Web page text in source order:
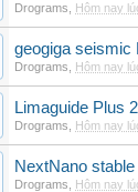
Drograms Hôm nay
geogiga seismic
Drograms Hôm nay
Limaguide Plus
Drograms Hôm nay
NextNano stable
Drograms Hôm nay